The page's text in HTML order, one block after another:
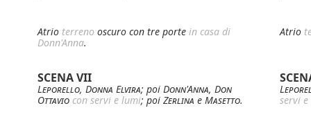
Atrio terreno oscuro con tre porte in casa di
Donn'Anna.
Atrio
SCENA VII
Leporello, Donna Elvira; poi Donn'Anna, Don
Ottavio con servi e lumi; poi Zerlina e Masetto.
servi